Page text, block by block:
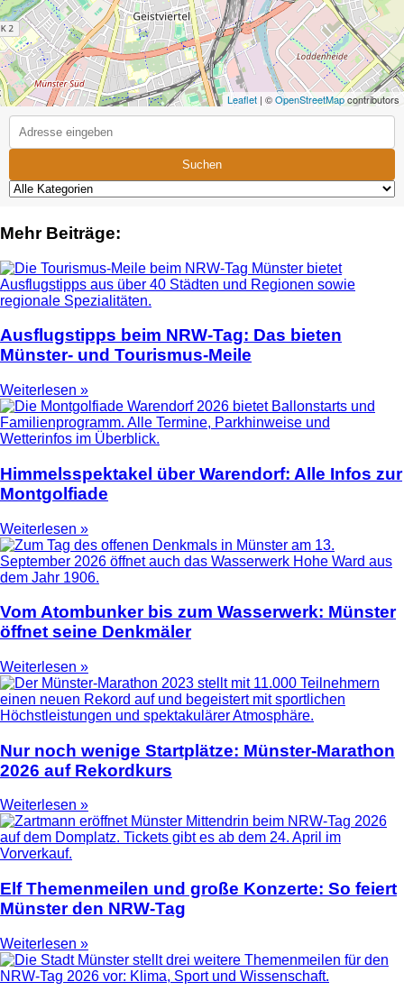
Leaflet | ©OpenStreetMapcontributors
Suchen
Mehr Beiträge:
Ausflugstipps beim NRW-Tag: Das bieten
Münster- und Tourismus-Meile
Weiterlesen »
Himmelsspektakel über Warendorf: Alle Infos zur
Montgolfiade
Weiterlesen »
Vom Atombunker bis zum Wasserwerk: Münster
öffnet seine Denkmäler
Weiterlesen »
Nur noch wenige Startplätze: Münster-Marathon
2026 auf Rekordkurs
Weiterlesen »
Elf Themenmeilen und große Konzerte: So feiert
Münster den NRW-Tag
Weiterlesen »